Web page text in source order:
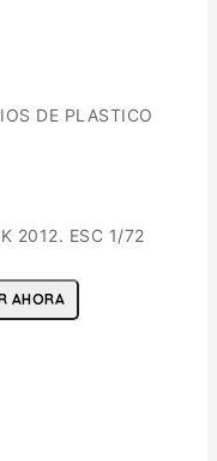
DE PLASTICO
2012. ESC 1/72
AHORA